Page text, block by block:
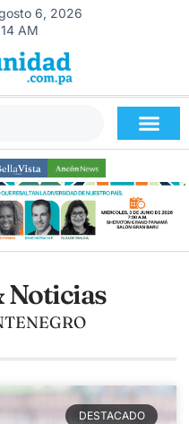
6, 2026
AM
Noticias
DESTACADO